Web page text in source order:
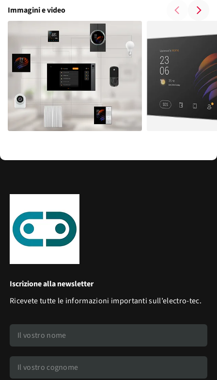
Immagini e video
Iscrizione alla newsletter
Ricevete tutte le informazioni importanti sull’electro-tec.